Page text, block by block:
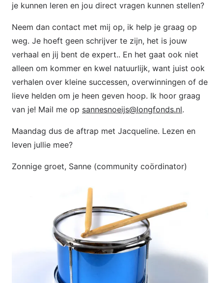
je kunnen leren en jou direct vragen kunnen stellen?
Neem dan contact met mij op, ik help je graag op
weg. Je hoeft geen schrijver te zijn, het is jouw
verhaal en jij bent de expert.. En het gaat ook niet
alleen om kommer en kwel natuurlijk, want juist ook
verhalen over kleine successen, overwinningen of de
lieve helden om je heen geven hoop. Ik hoor graag
van je! Mail me op sannesnoeijs@longfonds.nl.
Maandag dus de aftrap met Jacqueline. Lezen en
leven jullie mee?
Zonnige groet, Sanne (community coördinator)